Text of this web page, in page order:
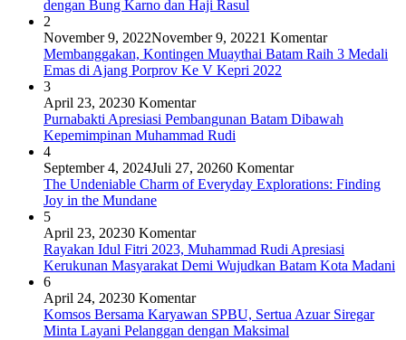
dengan Bung Karno dan Haji Rasul
2
November 9, 2022November 9, 20221 Komentar
Membanggakan, Kontingen Muaythai Batam Raih 3 Medali
Emas di Ajang Porprov Ke V Kepri 2022
3
April 23, 20230 Komentar
Purnabakti Apresiasi Pembangunan Batam Dibawah
Kepemimpinan Muhammad Rudi
4
September 4, 2024Juli 27, 20260 Komentar
The Undeniable Charm of Everyday Explorations: Finding
Joy in the Mundane
5
April 23, 20230 Komentar
Rayakan Idul Fitri 2023, Muhammad Rudi Apresiasi
Kerukunan Masyarakat Demi Wujudkan Batam Kota Madani
6
April 24, 20230 Komentar
Komsos Bersama Karyawan SPBU, Sertua Azuar Siregar
Minta Layani Pelanggan dengan Maksimal